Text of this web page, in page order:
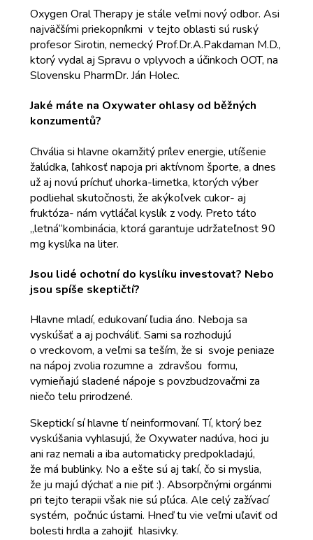
Oxygen Oral Therapy je stále veľmi nový odbor. Asi
najväčšími priekopníkmi v tejto oblasti sú ruský
profesor Sirotin, nemecký Prof.Dr.A.Pakdaman M.D.,
ktorý vydal aj Spravu o vplyvoch a účinkoch OOT, na
Slovensku PharmDr. Ján Holec.
Jaké máte na Oxywater ohlasy od běžných
konzumentů?
Chvália si hlavne okamžitý prílev energie, utíšenie
žalúdka, ľahkosť napoja pri aktívnom športe, a dnes
už aj novú príchuť uhorka-limetka, ktorých výber
podliehal skutočnosti, že akýkoľvek cukor- aj
fruktóza- nám vytláčal kyslík z vody. Preto táto
„letná“kombinácia, ktorá garantuje udržateľnost 90
mg kyslíka na liter.
Jsou lidé ochotní do kyslíku investovat? Nebo
jsou spíše skeptičtí?
Hlavne mladí, edukovaní ľudia áno. Neboja sa
vyskúšať a aj pochváliť. Sami sa rozhodujú
o vreckovom, a veľmi sa teším, že si svoje peniaze
na nápoj zvolia rozumne a zdravšou formu,
vymieňajú sladené nápoje s povzbudzovačmi za
niečo telu prirodzené.
Skeptickí sí hlavne tí neinformovaní. Tí, ktorý bez
vyskúšania vyhlasujú, že Oxywater nadúva, hoci ju
ani raz nemali a iba automaticky predpokladajú,
že má bublinky. No a ešte sú aj takí, čo si myslia,
že ju majú dýchať a nie piť :). Absorpčnými orgánmi
pri tejto terapii však nie sú pľúca. Ale celý zažívací
systém, počnúc ústami. Hneď tu vie veľmi uľaviť od
bolesti hrdla a zahojiť hlasivky.